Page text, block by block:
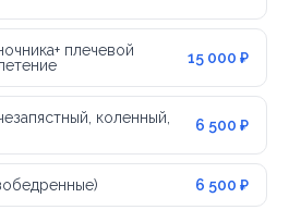
плечевой
15 000 ₽
коленный,
6 500 ₽
6 500 ₽